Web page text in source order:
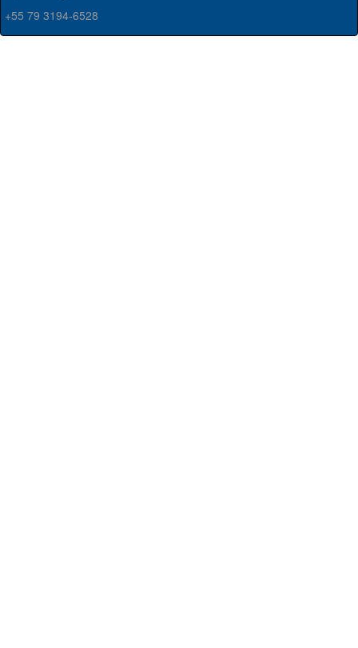
+55 79 3194-6528